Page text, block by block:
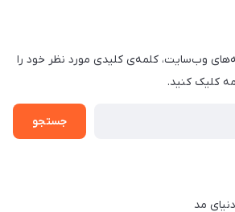
وب‌سایت، کلمه‌ی کلیدی مورد نظر خود را
کلیک کنید.
جستجو
مد